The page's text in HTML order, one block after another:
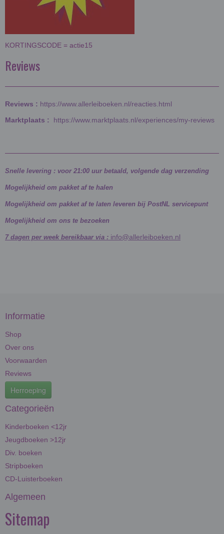
KORTINGSCODE = actie15
Reviews
Reviews : https://www.allerleiboeken.nl/reacties.html
Marktplaats : https://www.marktplaats.nl/experiences/my-reviews
Snelle levering : voor 21:00 uur betaald, volgende dag verzending
Mogelijkheid om pakket af te halen
Mogelijkheid om pakket af te laten leveren bij PostNL servicepunt
Mogelijkheid om ons te bezoeken
7 dagen per week bereikbaar via : info@allerleiboeken.nl
Informatie
Shop
Over ons
Voorwaarden
Reviews
Herroeping
Categorieën
Kinderboeken <12jr
Jeugdboeken >12jr
Div. boeken
Stripboeken
CD-Luisterboeken
Algemeen
Sitemap